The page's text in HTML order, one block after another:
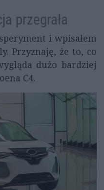
przegrała
i wpisałem
Przyznaję, że to, co
dużo bardziej
C4.